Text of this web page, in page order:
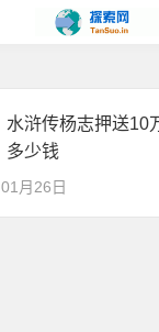
水浒传杨志押送10
多少钱
01月26日